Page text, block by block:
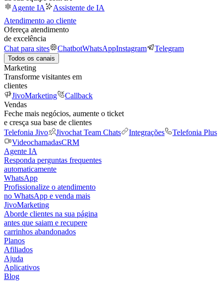
Agente IA
Assistente de IA
Atendimento ao cliente
Ofereça atendimento
de excelência
Chat para sites
ChatbotWhatsAppInstagram Telegram
Todos os canais
Marketing
Transforme visitantes em
clientes
JivoMarketing
Callback
Vendas
Feche mais negócios, aumente o ticket
e cresça sua base de clientes
Telefonia Jivo
Jivochat Team Chats Integrações
Telefonia Plus
VideochamadasCRM
Agente IA
Responda perguntas frequentes
automaticamente
WhatsApp
Profissionalize o atendimento
no WhatsApp e venda mais
JivoMarketing
Aborde clientes na sua página
antes que saiam e recupere
carrinhos abandonados
Planos
Afiliados
Ajuda
Aplicativos
Blog